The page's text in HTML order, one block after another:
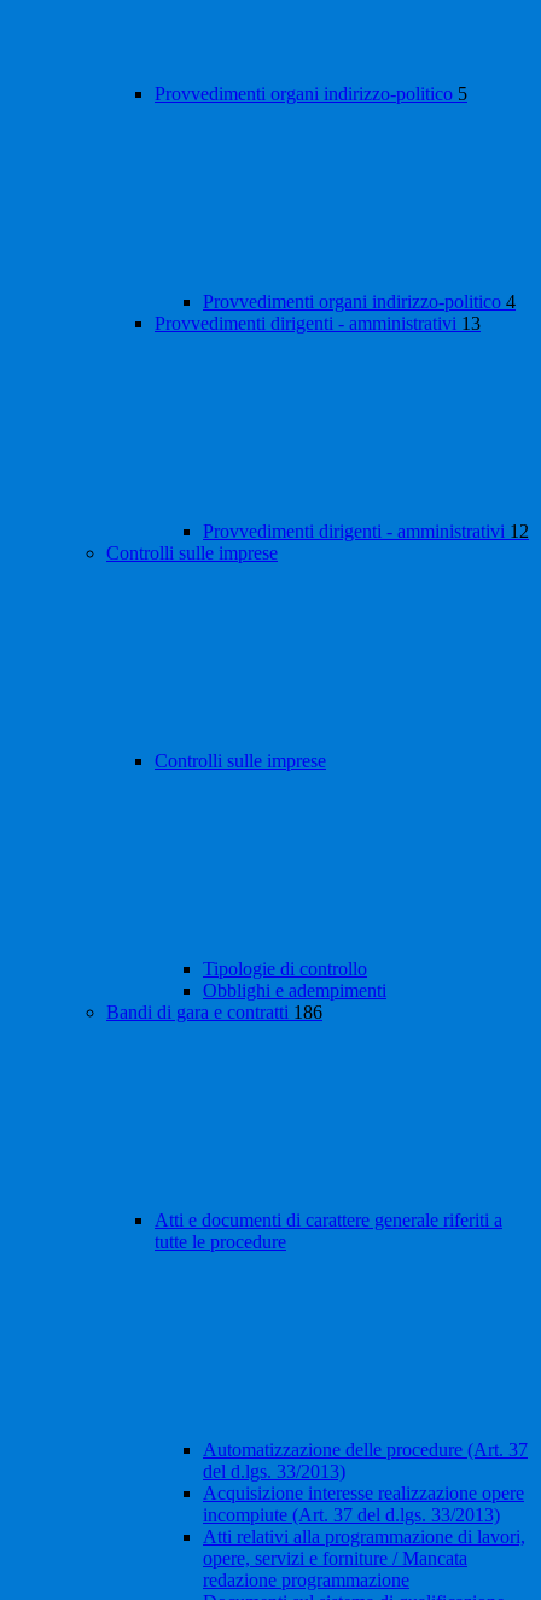
Provvedimenti organi indirizzo-politico 5
Provvedimenti organi indirizzo-politico 4
Provvedimenti dirigenti - amministrativi 13
Provvedimenti dirigenti - amministrativi 12
Controlli sulle imprese
Controlli sulle imprese
Tipologie di controllo
Obblighi e adempimenti
Bandi di gara e contratti 186
Atti e documenti di carattere generale riferiti a
tutte le procedure
Automatizzazione delle procedure (Art. 37
del d.lgs. 33/2013)
Acquisizione interesse realizzazione opere
incompiute (Art. 37 del d.lgs. 33/2013)
Atti relativi alla programmazione di lavori,
opere, servizi e forniture / Mancata
redazione programmazione